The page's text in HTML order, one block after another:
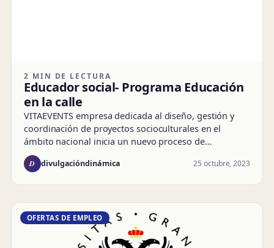
2 MIN DE LECTURA
Educador social- Programa Educación
en la calle
VITAEVENTS empresa dedicada al diseño, gestión y
coordinación de proyectos socioculturales en el
ámbito nacional inicia un nuevo proceso de…
D divulgacióndinámica 25 octubre, 2023
OFERTAS DE EMPLEO